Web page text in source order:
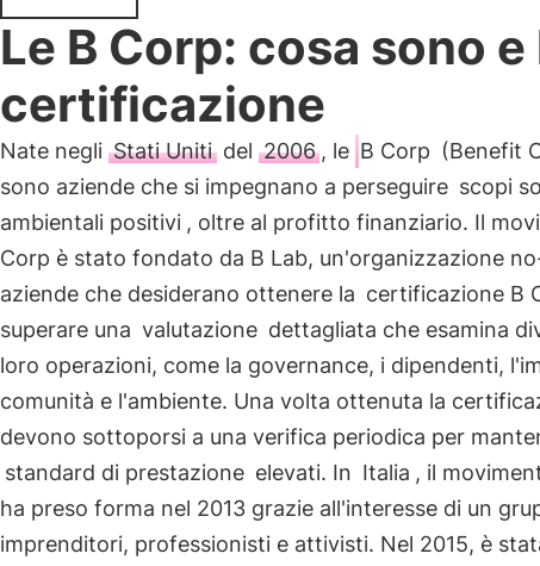
Le B Corp: cosa sono e
certificazione
Nate negli Stati Unitidel 2006 , le B Corp (Benefit
sono aziende che si impegnano a perseguire scopi
ambientali positivi , oltre al profitto finanziario. Il
Corp è stato fondato da B Lab, un'organizzazione
aziende che desiderano ottenere la certificazione B
superare una valutazione dettagliata che esamina
loro operazioni, come la governance, i dipendenti,
comunità e l'ambiente. Una volta ottenuta la
devono sottoporsi a una verifica periodica per
standard di prestazione elevati. In Italia , il
ha preso forma nel 2013 grazie all'interesse di un
imprenditori, professionisti e attivisti. Nel 2015, è